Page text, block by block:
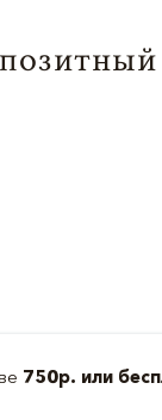
750р. или